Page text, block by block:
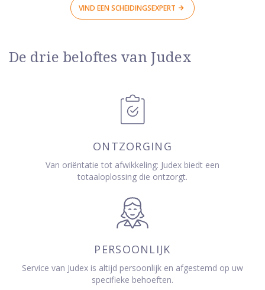
VIND EEN SCHEIDINGSEXPERT
De drie beloftes van Judex
ONTZORGING
Van oriëntatie tot afwikkeling: Judex biedt een
totaaloplossing die ontzorgt.
PERSOONLIJK
Service van Judex is altijd persoonlijk en afgestemd op uw
specifieke behoeften.